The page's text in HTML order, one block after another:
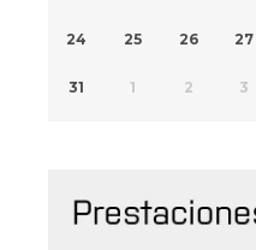
24 25 26 27
31 1 2 3